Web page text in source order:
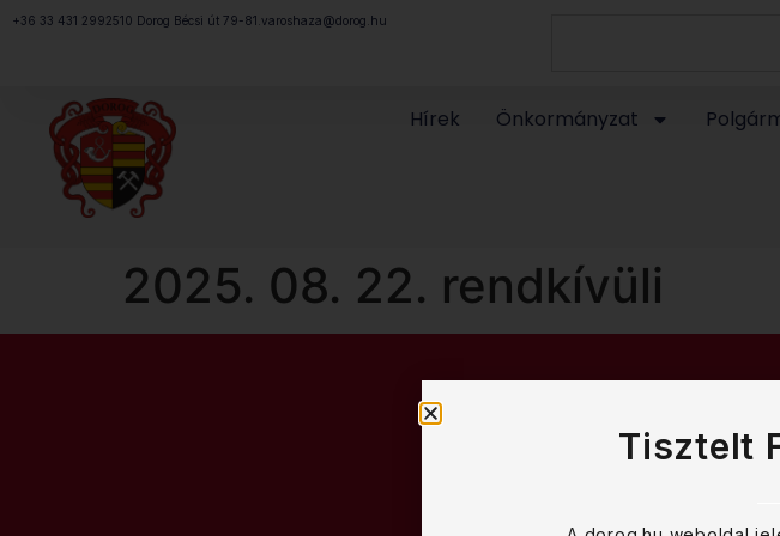
+36 33 431 2992510 Dorog Bécsi út 79-81. varoshaza@dorog.hu
Hírek Önkormányzat
2025. 08. 22. rendkívüli
Tisztelt